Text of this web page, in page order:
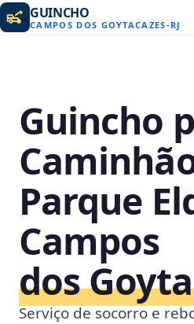
GUINCHO
CAMPOS DOS GOYTACAZES-RJ
Guincho
Parque
Campos
dos
Serviço de socorro e